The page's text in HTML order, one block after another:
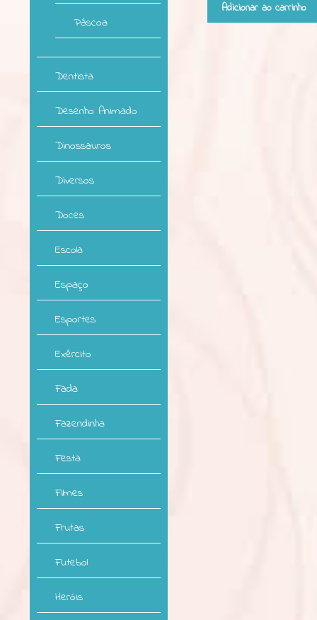
Adicionar ao carrinho
Páscoa
Dentista
Desenho Animado
Dinossauros
Diversos
Doces
Escola
Espaço
Esportes
Exército
Fada
Fazendinha
Festa
Filmes
Frutas
Futebol
Heróis